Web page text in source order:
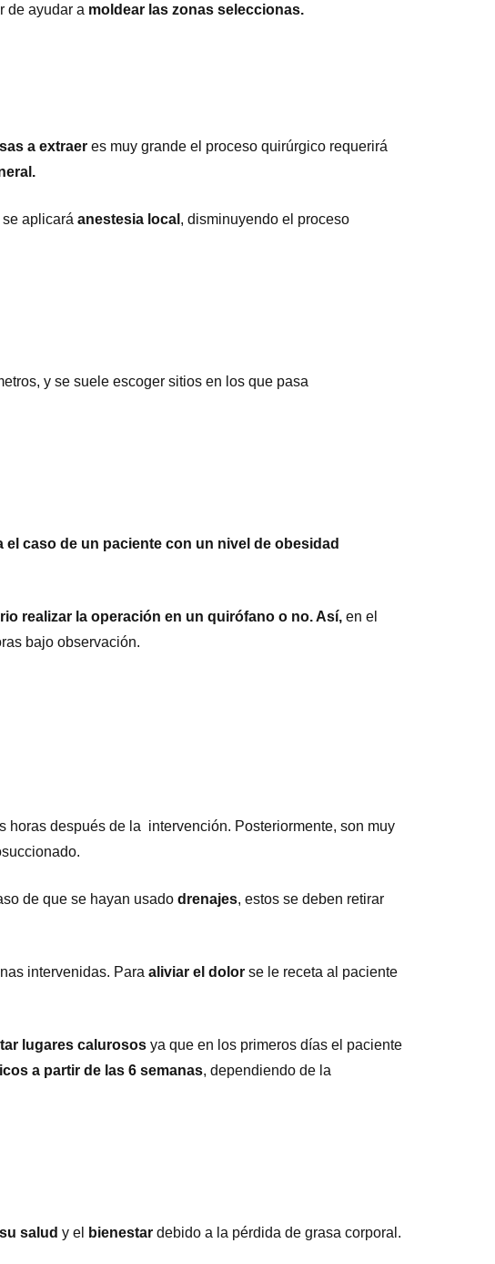
de ayudar a moldear las zonas seleccionas.
a extraer es muy grande el proceso quirúrgico requerirá
aplicará anestesia local , disminuyendo el proceso
y se suele escoger sitios en los que pasa
caso de un paciente con un nivel de obesidad
realizar la operación en un quirófano o no. Así, en el
bajo observación.
horas después de la intervención. Posteriormente, son muy
de que se hayan usado drenajes, estos se deben retirar
intervenidas. Para aliviar el dolor se le receta al paciente
lugares calurosos ya que en los primeros días el paciente
a partir de las 6 semanas, dependiendo de la
salud y el bienestar debido a la pérdida de grasa corporal.